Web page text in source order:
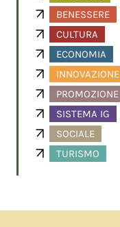
BENESSERE
CULTURA
ECONOMIA
INNOVAZIONE
PROMOZIONE
SISTEMA IG
SOCIALE
TURISMO